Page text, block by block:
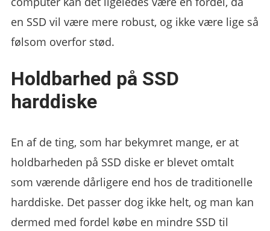
en SSD vil være mere robust, og ikke være lige så
følsom overfor stød.
Holdbarhed på SSD
harddiske
En af de ting, som har bekymret mange, er at
holdbarheden på SSD diske er blevet omtalt
som værende dårligere end hos de traditionelle
harddiske. Det passer dog ikke helt, og man kan
dermed med fordel købe en mindre SSD til